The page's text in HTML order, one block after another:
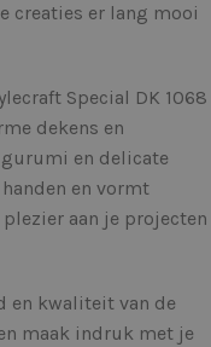
creaties er lang mooi
Special DK 1068
dekens en
en delicate
en vormt
aan je projecten
en kwaliteit van de
maak indruk met je